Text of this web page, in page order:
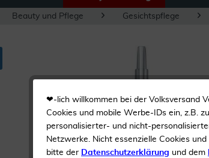
Beauty und Pflege Gesichtspflege
❤-lich willkommen bei der Volksversand
Cookies und mobile Werbe-IDs ein, z.B.
personalisierter- und nicht-
Netzwerke. Nicht essenzielle Cookies
bitte der Datenschutzerklärung und dem